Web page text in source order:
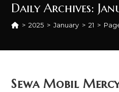
Daily Archives:
> 2025 > January > 21 >
Sewa Mobil